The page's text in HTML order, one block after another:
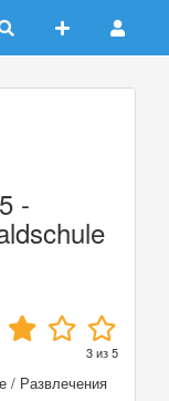
-
3из5
/ Развлечения